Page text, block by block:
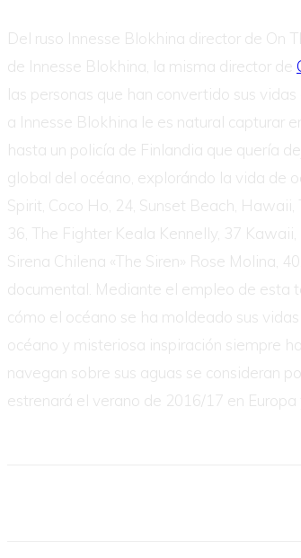
Del ruso Innesse Blokhina director de
de Innesse Blokhina, la misma director de
las personas que han convertido sus
a Innesse Blokhina le es natural capturar
hasta un policía de Finlandia que quería
global del océano, explorándo la vida de
Spirit, Coco Ho, 24, Sunset Beach,
36, The Fighter Keala Kennelly, 37
Sirena Chilena «The Siren» Rose Molina,
documental. Mediante el empleo de esta
cómo el océano se ha moldeado sus
océano y misteriosa inspiración siempre
navegan sobre sus aguas se consideran
estrenará el verano de 2016/17 en